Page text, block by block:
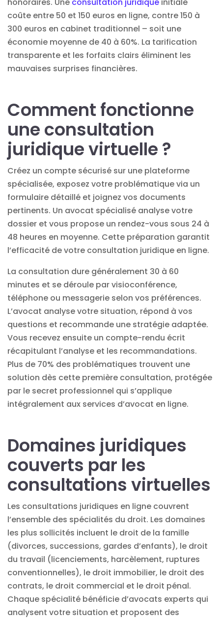
coûte entre 50 et 150 euros en ligne, contre 150 à
300 euros en cabinet traditionnel – soit une
économie moyenne de 40 à 60%. La tarification
transparente et les forfaits clairs éliminent les
mauvaises surprises financières.
Comment fonctionne
une consultation
juridique virtuelle ?
Créez un compte sécurisé sur une plateforme
spécialisée, exposez votre problématique via un
formulaire détaillé et joignez vos documents
pertinents. Un avocat spécialisé analyse votre
dossier et vous propose un rendez-vous sous 24 à
48 heures en moyenne. Cette préparation garantit
l’efficacité de votre consultation juridique en ligne.
La consultation dure généralement 30 à 60
minutes et se déroule par visioconférence,
téléphone ou messagerie selon vos préférences.
L’avocat analyse votre situation, répond à vos
questions et recommande une stratégie adaptée.
Vous recevez ensuite un compte-rendu écrit
récapitulant l’analyse et les recommandations.
Plus de 70% des problématiques trouvent une
solution dès cette première consultation, protégée
par le secret professionnel qui s’applique
intégralement aux services d’avocat en ligne.
Domaines juridiques
couverts par les
consultations virtuelles
Les consultations juridiques en ligne couvrent
l’ensemble des spécialités du droit. Les domaines
les plus sollicités incluent le droit de la famille
(divorces, successions, gardes d’enfants), le droit
du travail (licenciements, harcèlement, ruptures
conventionnelles), le droit immobilier, le droit des
contrats, le droit commercial et le droit pénal.
Chaque spécialité bénéficie d’avocats experts qui
analysent votre situation et proposent des